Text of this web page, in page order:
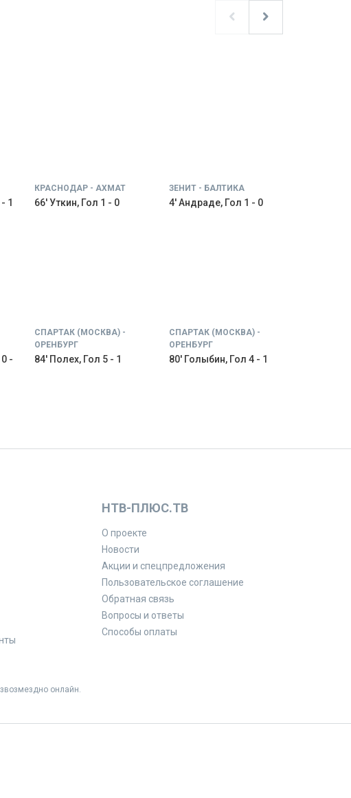
1
КРАСНОДАР - АХМАТ
66' Уткин, Гол 1 - 0
ЗЕНИТ - БАЛТИКА
4' Андраде, Гол 1 - 0
-
СПАРТАК (МОСКВА) -
ОРЕНБУРГ
84' Полех, Гол 5 - 1
СПАРТАК (МОСКВА) -
ОРЕНБУРГ
80' Голыбин, Гол 4 - 1
НТВ-ПЛЮС.ТВ
О проекте
Новости
Акции и спецпредложения
Пользовательское соглашение
Обратная связь
Вопросы и ответы
Способы оплаты
онлайн.